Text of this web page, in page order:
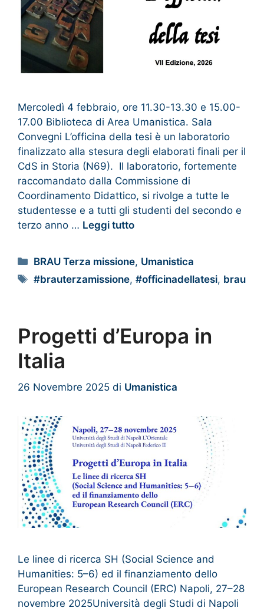
Mercoledì 4 febbraio, ore 11.30-13.30 e 15.00-
17.00 Biblioteca di Area Umanistica. Sala
Convegni L’officina della tesi è un laboratorio
finalizzato alla stesura degli elaborati finali per il
CdS in Storia (N69). Il laboratorio, fortemente
raccomandato dalla Commissione di
Coordinamento Didattico, si rivolge a tutte le
studentesse e a tutti gli studenti del secondo e
terzo anno … Leggi tutto
BRAU Terza missione, Umanistica
#brauterzamissione,#officinadellatesi, brau
Progetti d’Europa in
Italia
26 Novembre 2025 di Umanistica
Le linee di ricerca SH (Social Science and
Humanities: 5–6) ed il finanziamento dello
European Research Council (ERC) Napoli, 27–28
novembre 2025Università degli Studi di Napoli